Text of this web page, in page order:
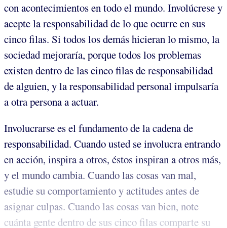
con acontecimientos en todo el mundo. Involúcrese y
acepte la responsabilidad de lo que ocurre en sus
cinco filas. Si todos los demás hicieran lo mismo, la
sociedad mejoraría, porque todos los problemas
existen dentro de las cinco filas de responsabilidad
de alguien, y la responsabilidad personal impulsaría
a otra persona a actuar.
Involucrarse es el fundamento de la cadena de
responsabilidad. Cuando usted se involucra entrando
en acción, inspira a otros, éstos inspiran a otros más,
y el mundo cambia. Cuando las cosas van mal,
estudie su comportamiento y actitudes antes de
asignar culpas. Cuando las cosas van bien, note
cuánta gente dentro de sus cinco filas comparte su